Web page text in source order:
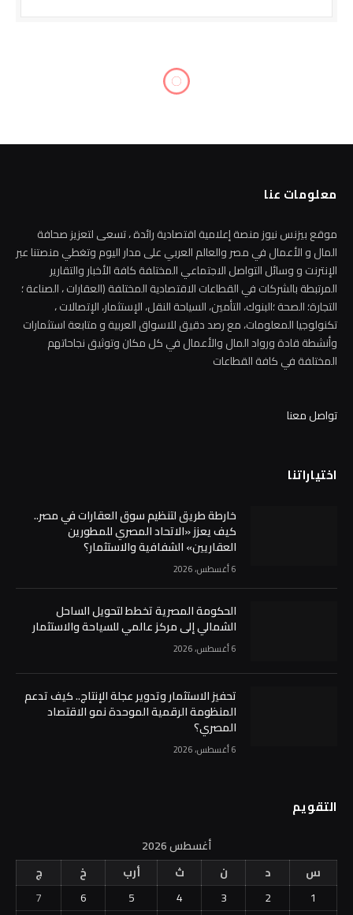
معلومات عنا
موقع بيزنس نيوز منصة إعلامية اقتصادية رائدة ، تسعى لتعزيز صحافة
المال و الأعمال في مصر والعالم العربي على مدار اليوم وتغطي منصتنا عبر
الإنترنت و وسائل التواصل الاجتماعي المختلفة كافة الأخبار والتقارير
المرتبطة بالشركات في القطاعات الاقتصادية المختلفة (العقارات ، الصناعة ؛
التجارة؛ الصحة ؛البنوك، التأمين، السياحة النقل، الإستثمار، الإتصالات ،
تكنولوجيا المعلومات، مع رصد دقيق للاسواق العربية و متابعة استثمارات
وأنشطة قادة ورواد المال والأعمال في كل مكان وتوثيق نجاحاتهم
المختلفة في كافة القطاعات
تواصل معنا
اختياراتنا
خارطة طريق لتنظيم سوق العقارات في مصر..
كيف يعزز «الاتحاد المصري للمطورين
العقاريين» الشفافية والاستثمار؟
6 أغسطس، 2026
الحكومة المصرية تخطط لتحويل الساحل
الشمالي إلى مركز عالمي للسياحة والاستثمار
6 أغسطس، 2026
تحفيز الاستثمار وتدوير عجلة الإنتاج.. كيف تدعم
المنظومة الرقمية الموحدة نمو الاقتصاد
المصري؟
6 أغسطس، 2026
التقويم
أغسطس 2026
س
د ن ث أرب خ
ج
1
2
3
4
5
6
7